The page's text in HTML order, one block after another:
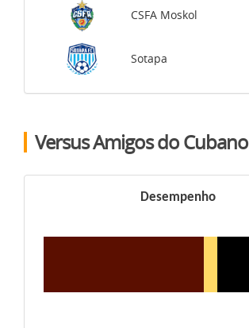
CSFA Moskol
Sotapa
Versus Amigos do Cubano